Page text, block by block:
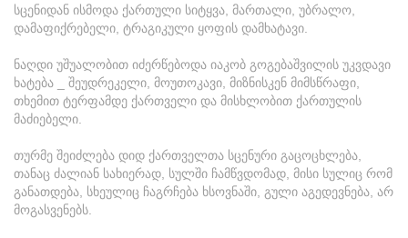
სცენიდან ისმოდა ქართული სიტყვა, მართალი, უბრალო,
დამაფიქრებელი, ტრაგიკული ყოფის დამხატავი.
ნაღდი უშუალობით იძერწებოდა იაკობ გოგებაშვილის უკვდავი
ხატება _ შეუდრეკელი, მოუთოკავი, მიზნისკენ მიმსწრაფი,
თხემით ტერფამდე ქართველი და მისხლობით ქართულის
მაძიებელი.
თურმე შეიძლება დიდ ქართველთა სცენური გაცოცხლება,
თანაც ძალიან სახიერად, სულში ჩამწვდომად, მისი სულიც რომ
განათდება, სხეულიც ჩაგრჩება ხსოვნაში, გული აგედევნება, არ
მოგასვენებს.